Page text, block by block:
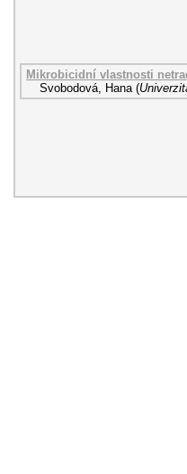
Mikrobicidní vlastnosti
Svobodová, Hana (